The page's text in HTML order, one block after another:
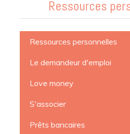
Ressources
Ressources personnelles
Le demandeur d'emploi
Love money
S'associer
Prêts bancaires